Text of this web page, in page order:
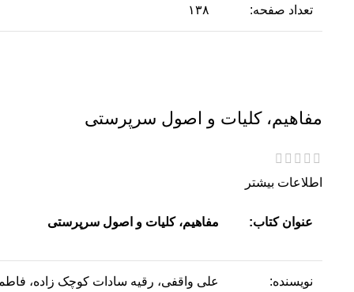
تعداد صفحه: ۱۳۸
مفاهیم، کلیات و اصول سرپرستی
اطلاعات بیشتر
عنوان کتاب: مفاهیم، کلیات و اصول سرپرستی
نویسنده: علی واقفی، رقیه سادات کوچک زاده،